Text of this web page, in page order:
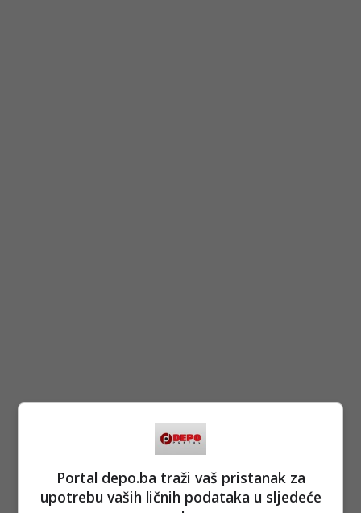
Portal depo.ba traži vaš pristanak za
upotrebu vaših ličnih podataka u sljedeće